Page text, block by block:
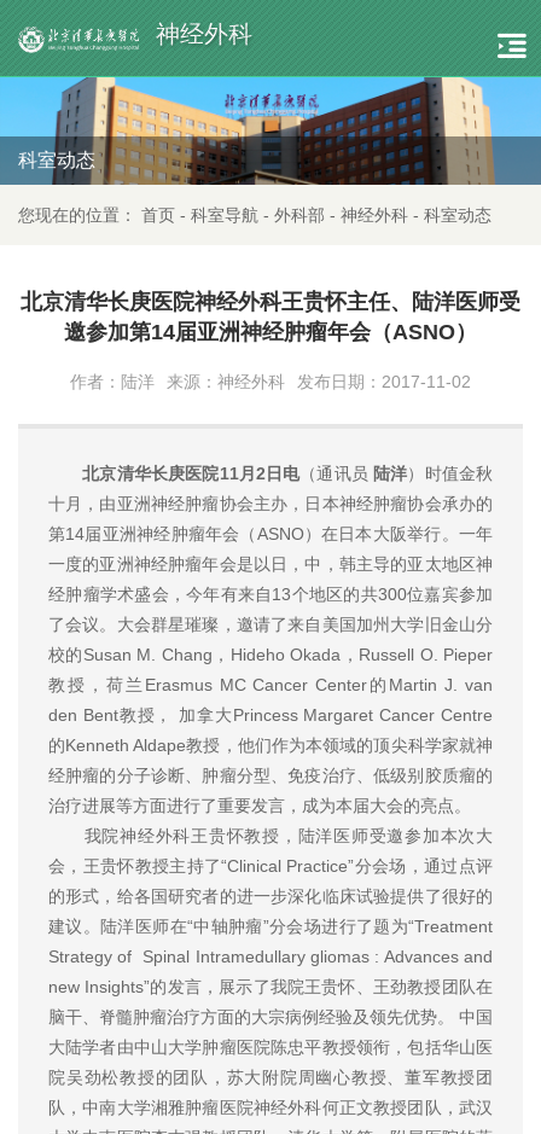
神经外科
科室动态
您现在的位置： 首页 - 科室导航 - 外科部 - 神经外科 - 科室动态
北京清华长庚医院神经外科王贵怀主任、陆洋医师受
邀参加第14届亚洲神经肿瘤年会（ASNO）
作者：陆洋 来源：神经外科 发布日期：2017-11-02
北京清华长庚医院11月2日电（通讯员 陆洋）时值金秋
十月，由亚洲神经肿瘤协会主办，日本神经肿瘤协会承办的
第14届亚洲神经肿瘤年会（ASNO）在日本大阪举行。一年
一度的亚洲神经肿瘤年会是以日，中，韩主导的亚太地区神
经肿瘤学术盛会，今年有来自13个地区的共300位嘉宾参加
了会议。大会群星璀璨，邀请了来自美国加州大学旧金山分
校的Susan M. Chang，Hideho Okada，Russell O. Pieper
教授，荷兰Erasmus MC Cancer Center的Martin J. van
den Bent教授， 加拿大Princess Margaret Cancer Centre
的Kenneth Aldape教授，他们作为本领域的顶尖科学家就神
经肿瘤的分子诊断、肿瘤分型、免疫治疗、低级别胶质瘤的
治疗进展等方面进行了重要发言，成为本届大会的亮点。
我院神经外科王贵怀教授，陆洋医师受邀参加本次大
会，王贵怀教授主持了“Clinical Practice”分会场，通过点评
的形式，给各国研究者的进一步深化临床试验提供了很好的
建议。陆洋医师在“中轴肿瘤”分会场进行了题为“Treatment
Strategy of Spinal Intramedullary gliomas : Advances and
new Insights”的发言，展示了我院王贵怀、王劲教授团队在
脑干、脊髓肿瘤治疗方面的大宗病例经验及领先优势。 中国
大陆学者由中山大学肿瘤医院陈忠平教授领衔，包括华山医
院吴劲松教授的团队，苏大附院周幽心教授、董军教授团
队，中南大学湘雅肿瘤医院神经外科何正文教授团队，武汉